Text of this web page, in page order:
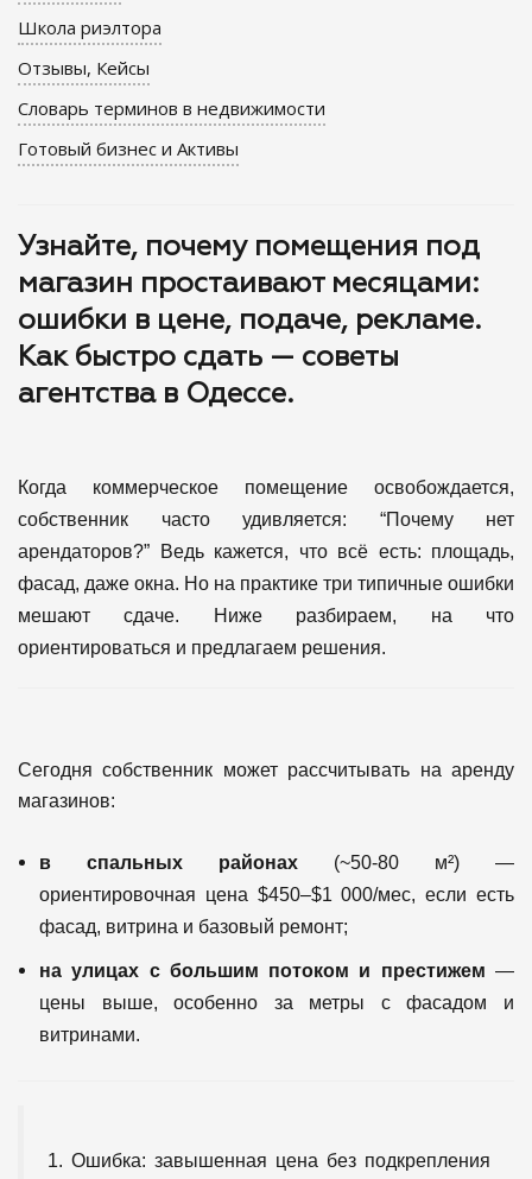
Школа риэлтора
Отзывы, Кейсы
Словарь терминов в недвижимости
Готовый бизнес и Активы
Узнайте, почему помещения под
магазин простаивают месяцами:
ошибки в цене, подаче, рекламе.
Как быстро сдать — советы
агентства в Одессе.
Когда коммерческое помещение освобождается,
собственник часто удивляется: “Почему нет
арендаторов?” Ведь кажется, что всё есть: площадь,
фасад, даже окна. Но на практике три типичные ошибки
мешают сдаче. Ниже разбираем, на что
ориентироваться и предлагаем решения.
Сегодня собственник может рассчитывать на аренду
магазинов:
в спальных районах (~50-80 м²) —
ориентировочная цена $450–$1 000/мес, если есть
фасад, витрина и базовый ремонт;
на улицах с большим потоком и престижем —
цены выше, особенно за метры с фасадом и
витринами.
1. Ошибка: завышенная цена без подкрепления